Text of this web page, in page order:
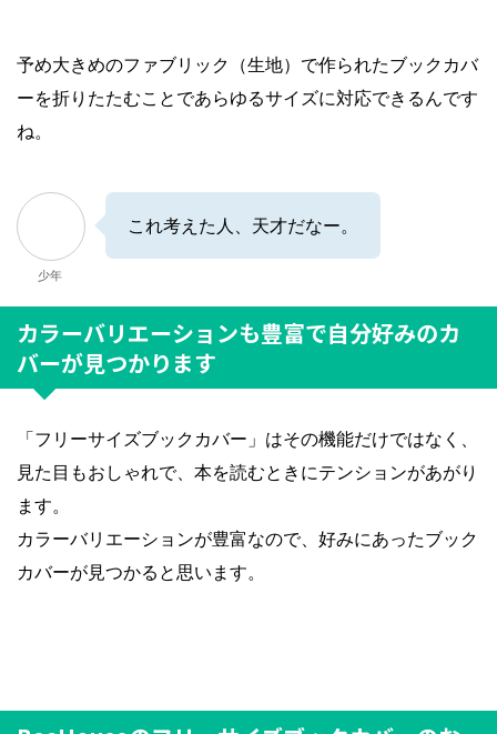
予め大きめのファブリック（生地）で作られたブックカバ
ーを折りたたむことであらゆるサイズに対応できるんです
ね。
少年
これ考えた人、天才だなー。
カラーバリエーションも豊富で自分好みのカ
バーが見つかります
「フリーサイズブックカバー」はその機能だけではなく、
見た目もおしゃれで、本を読むときにテンションがあがり
ます。
カラーバリエーションが豊富なので、好みにあったブック
カバーが見つかると思います。